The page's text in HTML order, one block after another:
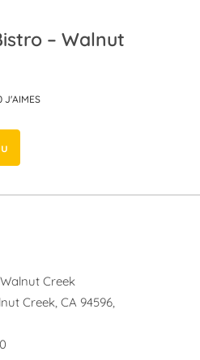
– Walnut
J'AIMES
Creek
Creek, CA 94596,